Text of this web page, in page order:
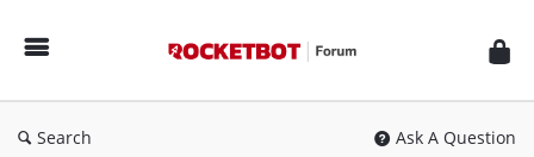
Forum
Search Ask A Question